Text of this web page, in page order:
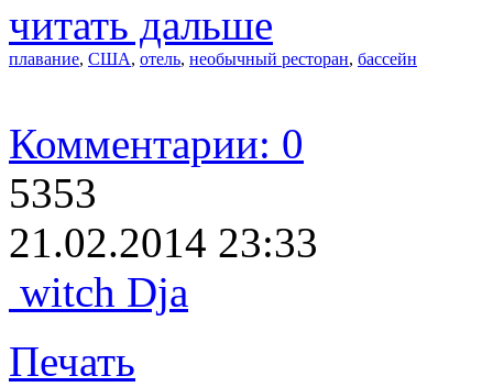
читать дальше
плавание, США, отель, необычный ресторан, бассейн
Комментарии: 0
5353
21.02.2014 23:33
witch Dja
Печать